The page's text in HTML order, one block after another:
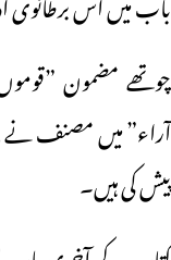
چوتھے مضمون
آراء” میں مصنف نے
پیش کی ہیں۔